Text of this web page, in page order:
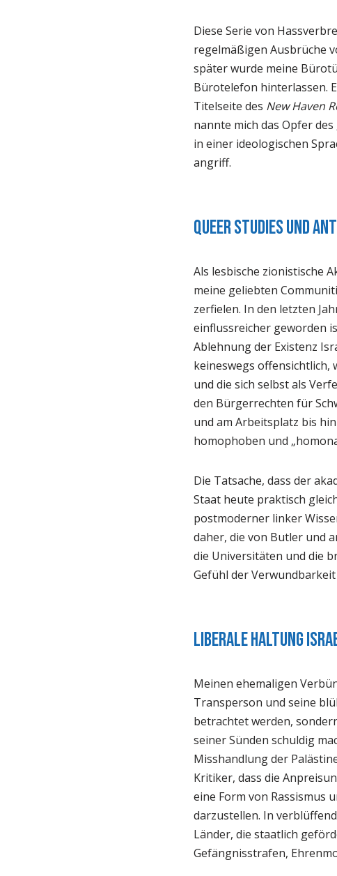
Diese Serie von
regelmäßigen Ausbrüche
später wurde meine
Bürotelefon hinterlassen.
Titelseite des New Haven
nannte mich das Opfer
in einer ideologischen
angriff.
Queer Studies und
Als lesbische zionistische
meine geliebten
zerfielen. In den letzten
einflussreicher geworden
Ablehnung der Existenz
keineswegs offensichtlich,
und die sich selbst als
den Bürgerrechten für
und am Arbeitsplatz bis
homophoben und
Die Tatsache, dass der
Staat heute praktisch
postmoderner linker
daher, die von Butler und
die Universitäten und die
Gefühl der
Liberale Haltung
Meinen ehemaligen
Transperson und seine
betrachtet werden,
seiner Sünden schuldig
Misshandlung der
Kritiker, dass die
eine Form von Rassismus
darzustellen. In
Länder, die staatlich
Gefängnisstrafen,